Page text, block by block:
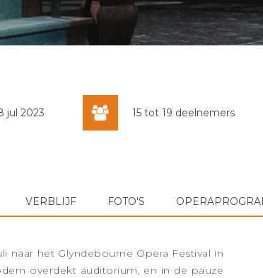
jul 2023 15 tot 19 deelnemers
VERBLIJF FOTO'S
naar het Glyndebourne Opera Festival in
overdekt auditorium, en in de pauze